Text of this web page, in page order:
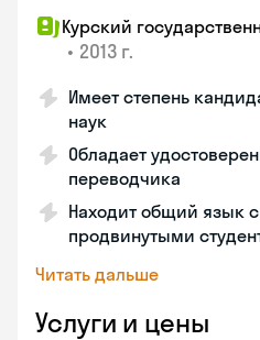
Курский
• 2013 г.
Имеет степень
наук
Обладает
переводчика
Находит общий язык
продвинутыми
Читать дальше
Услуги и цены